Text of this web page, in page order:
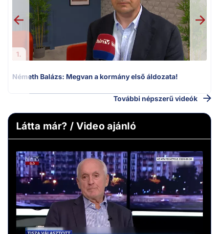
1.
Németh Balázs: Megvan a kormány első áldozata!
További népszerű videók
Látta már? / Video ajánló